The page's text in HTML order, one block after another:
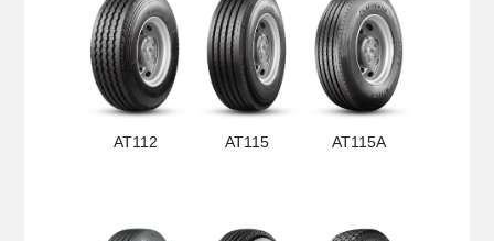
AT112 AT115 AT115A